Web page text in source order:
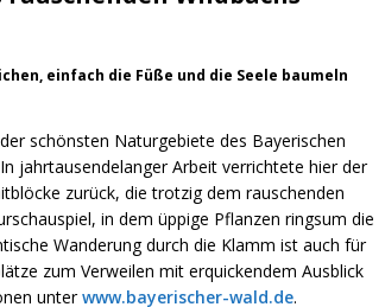
einfach die Füße und die Seele baumeln
schönsten Naturgebiete des Bayerischen
jahrtausendelanger Arbeit verrichtete hier der
zurück, die trotzig dem rauschenden
in dem üppige Pflanzen ringsum die
Wanderung durch die Klamm ist auch für
zum Verweilen mit erquickendem Ausblick
unterwww.bayerischer-wald.de.